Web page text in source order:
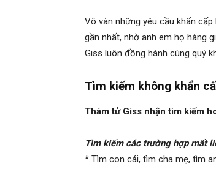
phong
tham
tu
Vô vàn những yêu cầu khẩn
gần nhất, nhờ anh em họ hàng
Giss luôn đồng hành cùng quý
Tìm kiếm không khẩn
Thám tử Giss nhận tìm kiếm
Tìm kiếm các trường hợp mất
* Tìm con cái, tìm cha mẹ, tìm